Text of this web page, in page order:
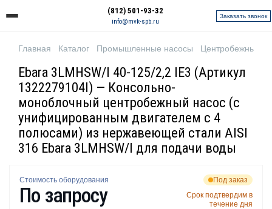
(812) 501-93-32
info@mvk-spb.ru
Заказать звонок
Главная Каталог Промышленные насосы Центробежные
Ebara 3LMHSW/I 40-125/2,2 IE3 (Артикул
1322279104I) — Консольно-
моноблочный центробежный насос (с
унифицированным двигателем с 4
полюсами) из нержавеющей стали AISI
316 Ebara 3LMHSW/I для подачи воды
Стоимость оборудования
По запросу
Под заказ
Срок подтвердим в
течение дня